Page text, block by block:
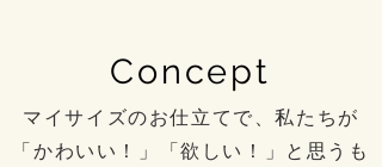
Concept
マイサイズのお仕立てで、私たちが
「かわいい！」「欲しい！」と思うも